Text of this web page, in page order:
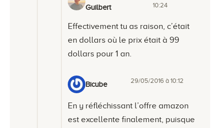
Guilbert
10:24
Effectivement tu as raison, c’était
en dollars où le prix était à 99
dollars pour 1 an.
Bicube 29/05/2016 à 10:12
En y réfléchissant l’offre amazon
est excellente finalement, puisque